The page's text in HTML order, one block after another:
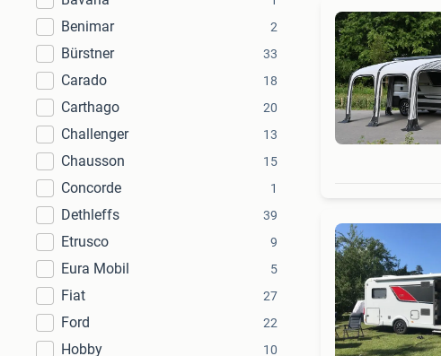
Benimar 2
Bürstner 33
Carado 18
Carthago 20
Challenger 13
Chausson 15
Concorde 1
Dethleffs 39
Etrusco 9
Eura Mobil 5
Fiat 27
Ford 22
Hobby 10